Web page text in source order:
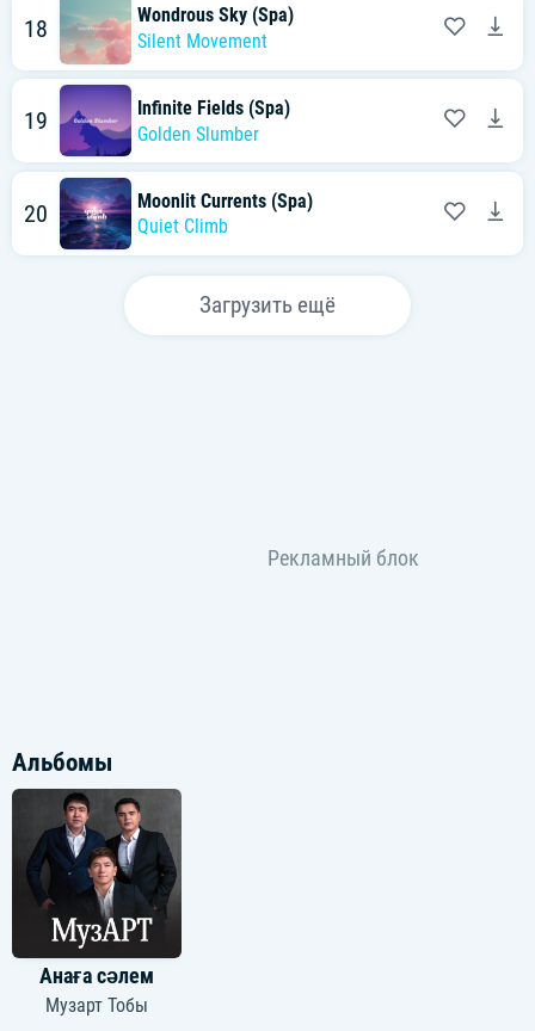
18
Wondrous Sky (Spa)
Silent Movement
19
Infinite Fields (Spa)
Golden Slumber
20
Moonlit Currents (Spa)
Quiet Climb
Загрузить ещё
Альбомы
Анаға сәлем
Музарт Тобы